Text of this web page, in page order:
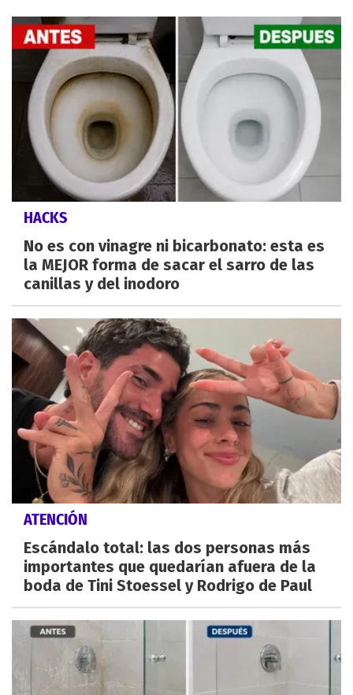
HACKS
No es con vinagre ni bicarbonato: esta es
la MEJOR forma de sacar el sarro de las
canillas y del inodoro
ATENCIÓN
Escándalo total: las dos personas más
importantes que quedarían afuera de la
boda de Tini Stoessel y Rodrigo de Paul